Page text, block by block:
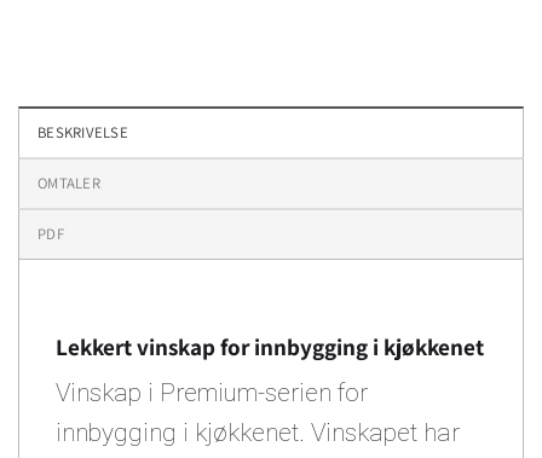
BESKRIVELSE
OMTALER
PDF
Lekkert vinskap for innbygging i kjøkkenet
Vinskap i Premium-serien for
innbygging i kjøkkenet. Vinskapet har